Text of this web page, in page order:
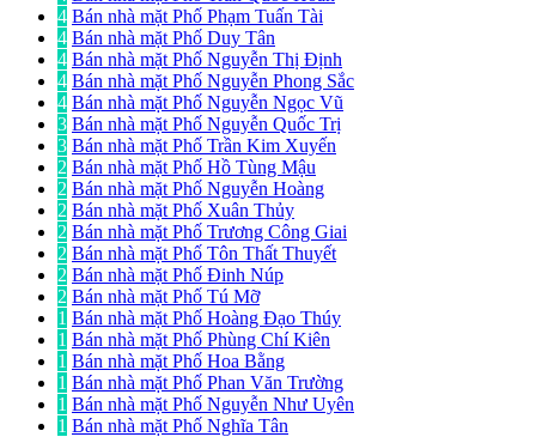
4 Bán nhà mặt Phố Phạm Tuấn Tài
4 Bán nhà mặt Phố Duy Tân
4 Bán nhà mặt Phố Nguyễn Thị Định
4 Bán nhà mặt Phố Nguyễn Phong Sắc
4 Bán nhà mặt Phố Nguyễn Ngọc Vũ
3 Bán nhà mặt Phố Nguyễn Quốc Trị
3 Bán nhà mặt Phố Trần Kim Xuyến
2 Bán nhà mặt Phố Hồ Tùng Mậu
2 Bán nhà mặt Phố Nguyễn Hoàng
2 Bán nhà mặt Phố Xuân Thủy
2 Bán nhà mặt Phố Trương Công Giai
2 Bán nhà mặt Phố Tôn Thất Thuyết
2 Bán nhà mặt Phố Đinh Núp
2 Bán nhà mặt Phố Tú Mỡ
1 Bán nhà mặt Phố Hoàng Đạo Thúy
1 Bán nhà mặt Phố Phùng Chí Kiên
1 Bán nhà mặt Phố Hoa Bằng
1 Bán nhà mặt Phố Phan Văn Trường
1 Bán nhà mặt Phố Nguyễn Như Uyên
1 Bán nhà mặt Phố Nghĩa Tân